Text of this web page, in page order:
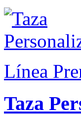
Línea
Taza